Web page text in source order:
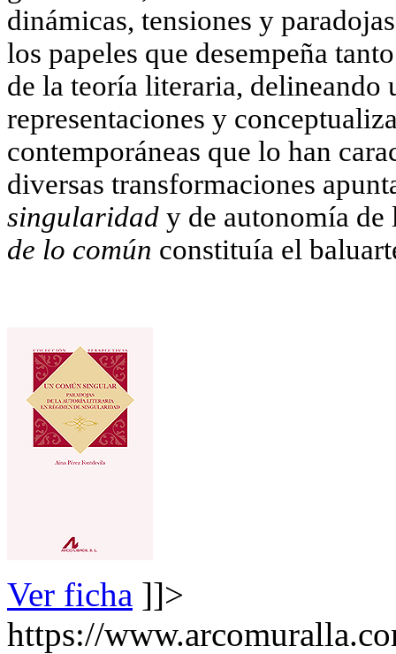
dinámicas, tensiones y
los papeles que desempeña
de la teoría literaria,
representaciones y
contemporáneas que lo han
diversas transformaciones
singularidad y de autonomía
de lo común constituía el
Ver ficha ]]>
https://